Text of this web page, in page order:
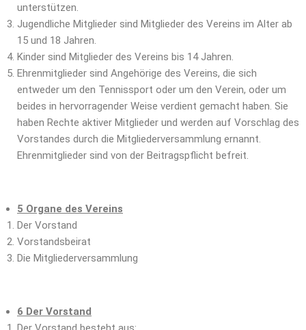
unterstützen.
Jugendliche Mitglieder sind Mitglieder des Vereins im Alter ab
15 und 18 Jahren.
Kinder sind Mitglieder des Vereins bis 14 Jahren.
Ehrenmitglieder sind Angehörige des Vereins, die sich
entweder um den Tennissport oder um den Verein, oder um
beides in hervorragender Weise verdient gemacht haben. Sie
haben Rechte aktiver Mitglieder und werden auf Vorschlag des
Vorstandes durch die Mitgliederversammlung ernannt.
Ehrenmitglieder sind von der Beitragspflicht befreit.
5 Organe des Vereins
Der Vorstand
Vorstandsbeirat
Die Mitgliederversammlung
6 Der Vorstand